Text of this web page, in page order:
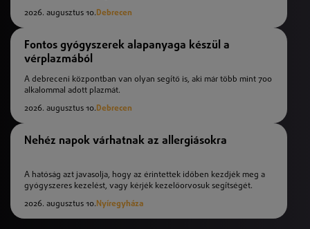
2026. augusztus 10.Debrecen
Fontos gyógyszerek alapanyaga készül a
vérplazmából
A debreceni központban van olyan segítő is, aki már több mint 700
alkalommal adott plazmát.
2026. augusztus 10.Debrecen
Nehéz napok várhatnak az allergiásokra
A hatóság azt javasolja, hogy az érintettek időben kezdjék meg a
gyógyszeres kezelést, vagy kérjék kezelőorvosuk segítségét.
2026. augusztus 10. Nyíregyháza